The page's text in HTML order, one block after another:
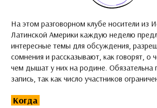
На этом разговорном клубе носители из
Латинской Америки каждую неделю
интересные темы для обсуждения,
сомнения и рассказывают, как говорят, о
чем дышат у них на родине. Обязательна
запись, так как число участников
Когда